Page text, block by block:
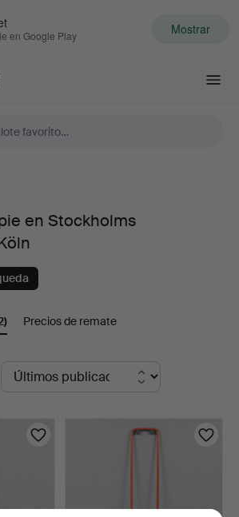
en Google Play Mostrar
en Stockholms
Precios de remate